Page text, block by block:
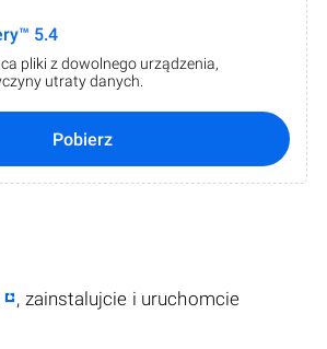
5.4
pliki z dowolnego urządzenia,
utraty danych.
Pobierz
, zainstalujcie i uruchomcie